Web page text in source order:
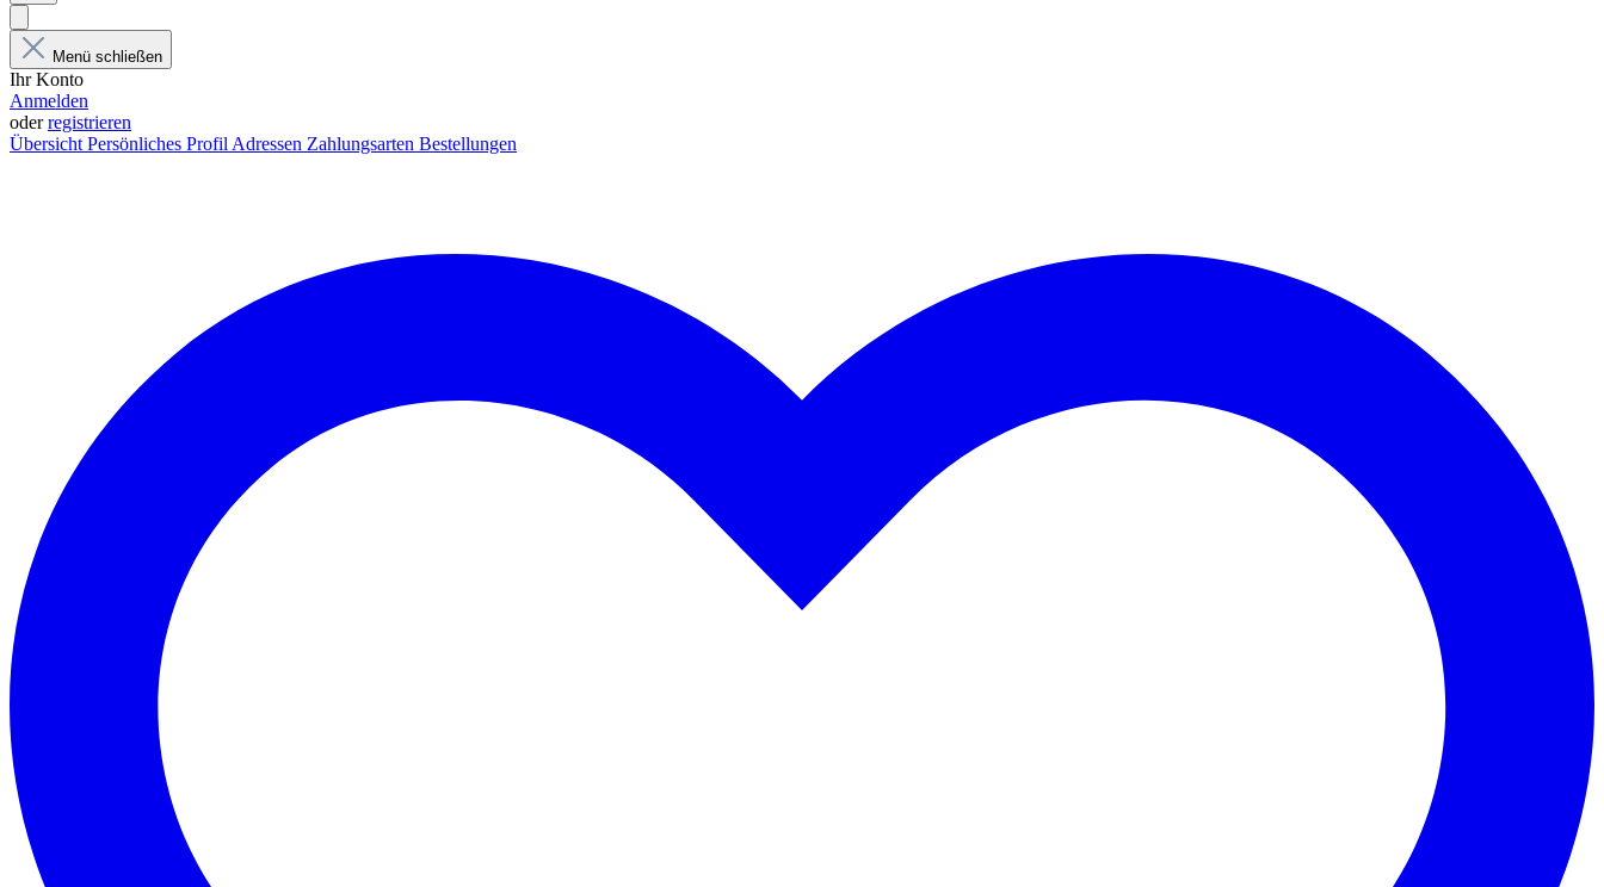
Menü schließen
Ihr Konto
Anmelden
oderregistrieren
ÜbersichtPersönliches ProfilAdressen Zahlungsarten Bestellungen